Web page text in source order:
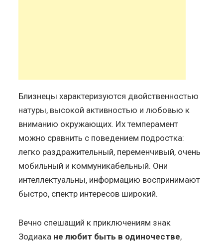
Близнецы характеризуются двойственностью
натуры, высокой активностью и любовью к
вниманию окружающих. Их темперамент
можно сравнить с поведением подростка:
легко раздражительный, переменчивый, очень
мобильный и коммуникабельный. Они
интеллектуальны, информацию воспринимают
быстро, спектр интересов широкий.
Вечно спешащий к приключениям знак
Зодиака не любит быть в одиночестве,